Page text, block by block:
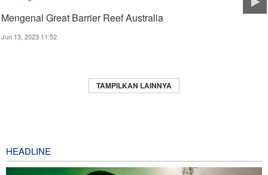
Mengenal Great Barrier Reef Australia
Jun 13, 2023 11:52
TAMPILKAN LAINNYA
HEADLINE